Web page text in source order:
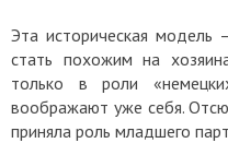
Эта историческая
стать похожим на
только в роли
воображают уже себя.
приняла роль младшего